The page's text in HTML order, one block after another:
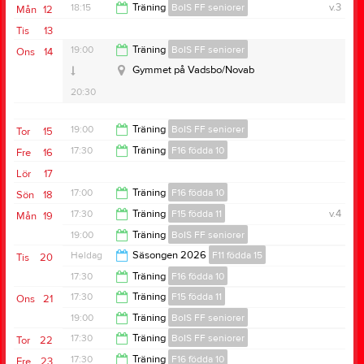
12
Mån v.3
18:15 Träning BoIS FF seniorer
21:00
13
Tis
14
Ons 19:00 Träning BoIS FF seniorer
20:30
Gymmet på Vadsbo/Novab
15
Tor 19:00 Träning BoIS FF seniorer
16
Fre 17:30 Träning F16 födda 10
19:00
17
Lör
18
Sön 17:00 Träning F16 födda 10
18:30
19
Mån v.4
17:30 Träning F15 födda 11
19:00
19:00 Träning BoIS FF seniorer
20:30
20
Tis Heldag Säsongen 2026 F11 födda 15
17:30
Träning F16 födda 10
19:00
21
Ons 17:30 Träning F15 födda 11
19:00
19:00 Träning BoIS FF seniorer
20:30
22
Tor 17:30 Träning BoIS FF seniorer
17:30 Träning F16 födda 10